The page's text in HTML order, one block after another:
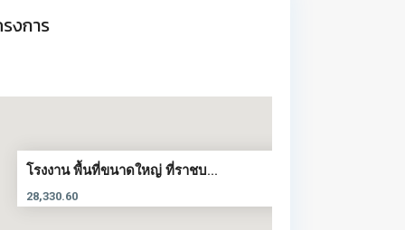
งการ
โรงงาน พื้นที่ขนาดใหญ่ ที่ราชบ...
28,330.60